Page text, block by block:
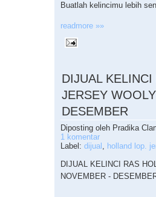
Buatlah kelincimu lebih
readmore »»
DIJUAL
JERSEY
DESEMBER
Diposting oleh Pradika
1 komentar
Label: dijual , holland lop.
DIJUAL KELINCI RAS
NOVEMBER -